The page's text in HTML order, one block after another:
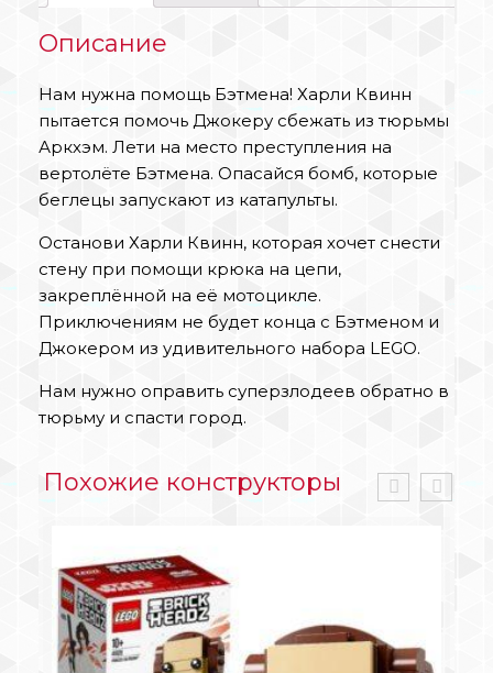
Описание
Нам нужна помощь Бэтмена! Харли Квинн
пытается помочь Джокеру сбежать из тюрьмы
Аркхэм. Лети на место преступления на
вертолёте Бэтмена. Опасайся бомб, которые
беглецы запускают из катапульты.
Останови Харли Квинн, которая хочет снести
стену при помощи крюка на цепи,
закреплённой на её мотоцикле.
Приключениям не будет конца с Бэтменом и
Джокером из удивительного набора LEGO.
Нам нужно оправить суперзлодеев обратно в
тюрьму и спасти город.
Похожие конструкторы